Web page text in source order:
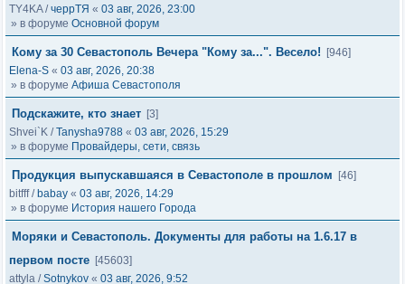
TY4KA/черрТЯ « 03 авг, 2026, 23:00
» в форуме Основной форум
Кому за 30 Севастополь Вечера "Кому за...". Весело!
[946]
Elena-S « 03 авг, 2026, 20:38
» в форуме Афиша Севастополя
Подскажите, кто знает [3]
Shvei`K /Tanysha9788 « 03 авг, 2026, 15:29
» в форуме Провайдеры, сети, связь
Продукция выпускавшаяся в Севастополе в прошлом
[46]
bitfff/ babay « 03 авг, 2026, 14:29
» в форуме История нашего Города
Моряки и Севастополь. Документы для работы на 1.6.17 в
первом посте [45603]
attyla /Sotnykov « 03 авг, 2026, 9:52